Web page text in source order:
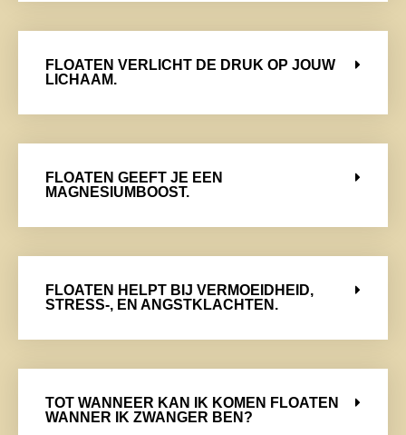
FLOATEN VERLICHT DE DRUK OP JOUW
LICHAAM.
FLOATEN GEEFT JE EEN
MAGNESIUMBOOST.
FLOATEN HELPT BIJ VERMOEIDHEID,
STRESS-, EN ANGSTKLACHTEN.
TOT WANNEER KAN IK KOMEN FLOATEN
WANNER IK ZWANGER BEN?